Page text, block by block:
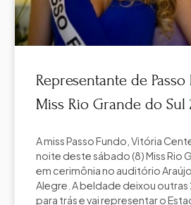
Representante de
Miss Rio Grande do Sul
A miss Passo Fundo, Vitória
noite deste sábado (8) Miss Rio
em cerimônia no auditório
Alegre. A beldade deixou
para trás e vai representar o